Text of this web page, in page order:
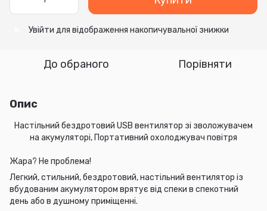
Увійти для відображення накопичувальної знижки
До обраного Порівняти
Опис
Настільний бездротовий USB вентилятор зі зволожувачем
на акумуляторі, Портативний охолоджувач повітря
Жара? Не проблема!
Легкий, стильний, бездротовий, настільний вентилятор із
вбудованим акумулятором врятує від спеки в спекотний
день або в душному приміщенні.